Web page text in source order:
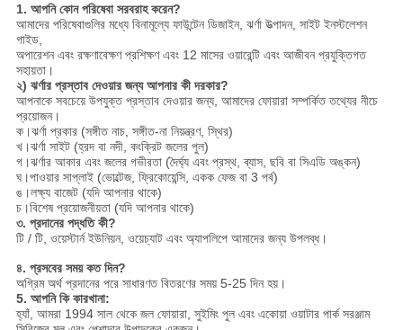
1. আপনি কোন পরিষেবা সরবরাহ করেন?
আমাদের পরিষেবাগুলির মধ্যে বিনামূল্যে ফাউন্টেন ডিজাইন, ঝর্ণা উত্পাদন, সাইট ইনস্টলেশন
গাইড,
অপারেশন এবং রক্ষণাবেক্ষণ প্রশিক্ষণ এবং 12 মাসের ওয়ারেন্টি এবং আজীবন প্রযুক্তিগত
সহায়তা।
২) ঝর্ণার প্রস্তাব দেওয়ার জন্য আপনার কী দরকার?
আপনাকে সবচেয়ে উপযুক্ত প্রস্তাব দেওয়ার জন্য, আমাদের ফোয়ারা সম্পর্কিত তথ্যের নীচে
প্রয়োজন।
ক।ঝর্ণা প্রকার (সঙ্গীত নাচ, সঙ্গীত-না নিয়ন্ত্রণ, স্থির)
খ।ঝর্ণা সাইট (হ্রদ বা নদী, কংক্রিট জলের পুল)
গ।ঝর্ণার আকার এবং জলের গভীরতা (দৈর্ঘ্য এবং প্রস্থ, ব্যাস, ছবি বা সিএডি অঙ্কন)
ঘ।পাওয়ার সাপ্লাই (ভোল্টেজ, ফ্রিকোয়েন্সি, একক ফেজ বা 3 পর্ব)
ঙ।লক্ষ্য বাজেট (যদি আপনার থাকে)
চ।বিশেষ প্রয়োজনীয়তা (যদি আপনার থাকে)
৩. প্রদানের পদ্ধতি কী?
টি / টি, ওয়েস্টার্ন ইউনিয়ন, ওয়েচ্যাট এবং অ্যাপলিপে আমাদের জন্য উপলব্ধ।
৪. প্রসবের সময় কত দিন?
অগ্রিম অর্থ প্রদানের পরে সাধারণত বিতরণের সময় 5-25 দিন হয়।
5. আপনি কি কারখানা:
হ্যাঁ, আমরা 1994 সাল থেকে জল ফোয়ারা, সুইমিং পুল এবং একোয়া ওয়াটার পার্ক সরঞ্জাম